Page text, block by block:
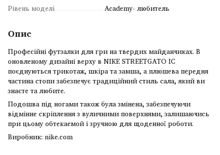
Рівень моделі
Academy- любитель
Опис
Професійні футзалки для гри на твердих майданчиках. В
оновленому дизайні верху в NIKE STREETGATO IC
поєднуються трикотаж, шкіра та замша, а плюшева передня
частина стопи забезпечує традиційний стиль сала, який ви
знаєте та любите.
Подошва під ногами також була змінена, забезпечуючи
відмінне скріплення з вуличними поверхнями, залишаючись
при цьому обтекаемой і зручною для щоденної роботи.
Виробник: nike.com